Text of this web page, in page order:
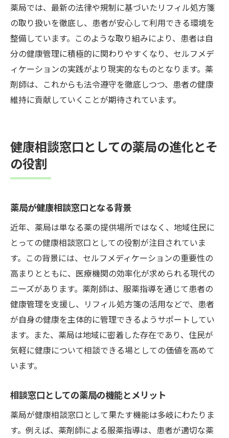
薬局では、最新の法律や規制に基づいたリフィル処方箋
の取り扱いを徹底し、患者が安心して利用できる環境を
整備しています。このような取り組みにより、患者は自
分の健康管理に積極的に関わりやすくなり、セルフメデ
ィケーションの実践がより現実的なものとなります。薬
剤師は、これからも法令遵守を徹底しつつ、患者の健康
維持に貢献していくことが期待されています。
健康相談窓口としての薬局の進化とそ
の役割
薬局が健康相談窓口となる背景
近年、薬局は単なる薬の提供場所ではなく、地域住民に
とっての健康相談窓口としての役割が注目されていま
す。この背景には、セルフメディケーションの重要性の
高まりとともに、医療機関の効率化が求められる現代の
ニーズがあります。薬剤師は、服薬指導を通じて患者の
健康管理を支援し、リフィル処方箋の活用などで、患者
が自身の健康を主体的に管理できるようサポートしてい
ます。また、薬局は地域に密着した存在であり、住民が
気軽に健康について相談できる場としての価値を高めて
います。
相談窓口としての薬局の機能とメリット
薬局が健康相談窓口として果たす機能は多岐にわたりま
す。例えば、薬剤師による服薬指導は、患者が適切な薬